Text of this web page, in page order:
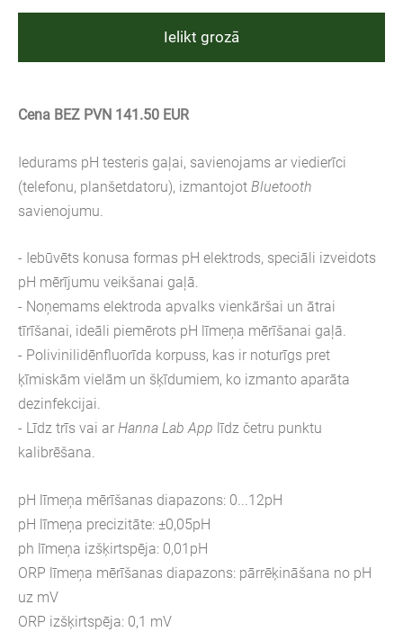
Ielikt grozā
Cena BEZ PVN 141.50 EUR
Iedurams pH testeris gaļai, savienojams ar viedierīci
(telefonu, planšetdatoru), izmantojot Bluetooth
savienojumu.
- Iebūvēts konusa formas pH elektrods, speciāli izveidots
pH mērījumu veikšanai gaļā.
- Noņemams elektroda apvalks vienkāršai un ātrai
tīrīšanai, ideāli piemērots pH līmeņa mērīšanai gaļā.
- Polivinilidēnfluorīda korpuss, kas ir noturīgs pret
ķīmiskām vielām un šķīdumiem, ko izmanto aparāta
dezinfekcijai.
- Līdz trīs vai ar Hanna Lab App līdz četru punktu
kalibrēšana.
pH līmeņa mērīšanas diapazons: 0...12pH
pH līmeņa precizitāte: ±0,05pH
ph līmeņa izšķirtspēja: 0,01pH
ORP līmeņa mērīšanas diapazons: pārrēķināšana no pH
uz mV
ORP izšķirtspēja: 0,1 mV